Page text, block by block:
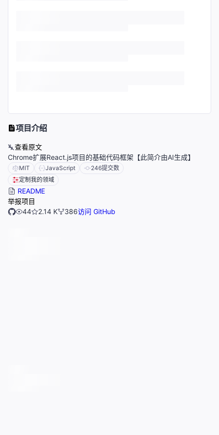
项目介绍
查看原文
Chrome扩展React.js项目的基础代码框架【此简介由AI生成】
MIT JavaScript 246提交数
定制我的领域
README
举报项目
44
2.14 K 386访问 GitHub